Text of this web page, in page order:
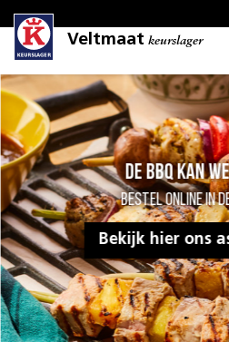
Veltmaat keurslager
De BBQ kan
Bestel online in
Bekijk hier ons